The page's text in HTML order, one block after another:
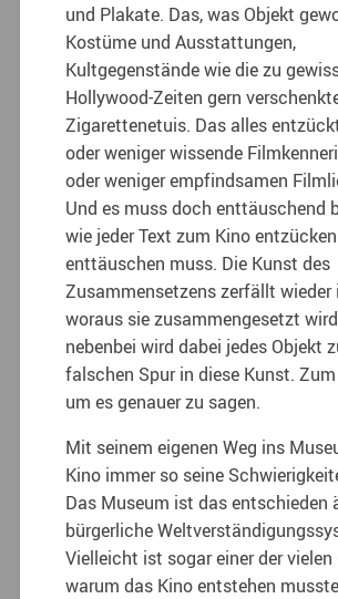
und Plakate. Das, was Objekt
Kostüme und Ausstattungen,
Kultgegenstände wie die zu
Hollywood-Zeiten gern
Zigarettenetuis. Das alles
oder weniger wissende
oder weniger empfindsamen
Und es muss doch enttäuschend
wie jeder Text zum Kino
enttäuschen muss. Die Kunst des
Zusammensetzens zerfällt wieder
woraus sie zusammengesetzt
nebenbei wird dabei jedes Objekt
falschen Spur in diese Kunst.
um es genauer zu sagen.
Mit seinem eigenen Weg ins
Kino immer so seine
Das Museum ist das entschieden
bürgerliche
Vielleicht ist sogar einer der vielen
warum das Kino entstehen